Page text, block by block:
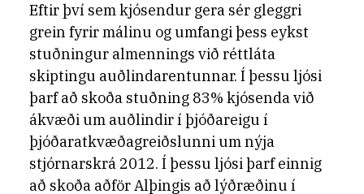
Eftir því sem kjósendur gera sér gleggri
grein fyrir málinu og umfangi þess eykst
stuðningur almennings við réttláta
skiptingu auðlindarentunnar. Í þessu ljósi
þarf að skoða stuðning 83% kjósenda við
ákvæði um auðlindir í þjóðareigu í
þjóðaratkvæðagreiðslunni um nýja
stjórnarskrá 2012. Í þessu ljósi þarf einnig
að skoða aðför Alþingis að lýðræðinu í